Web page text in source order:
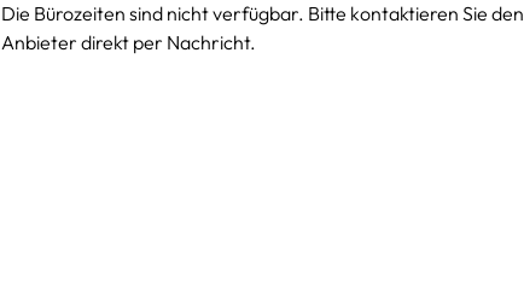
Die Bürozeiten sind nicht verfügbar. Bitte kontaktieren Sie den
Anbieter direkt per Nachricht.